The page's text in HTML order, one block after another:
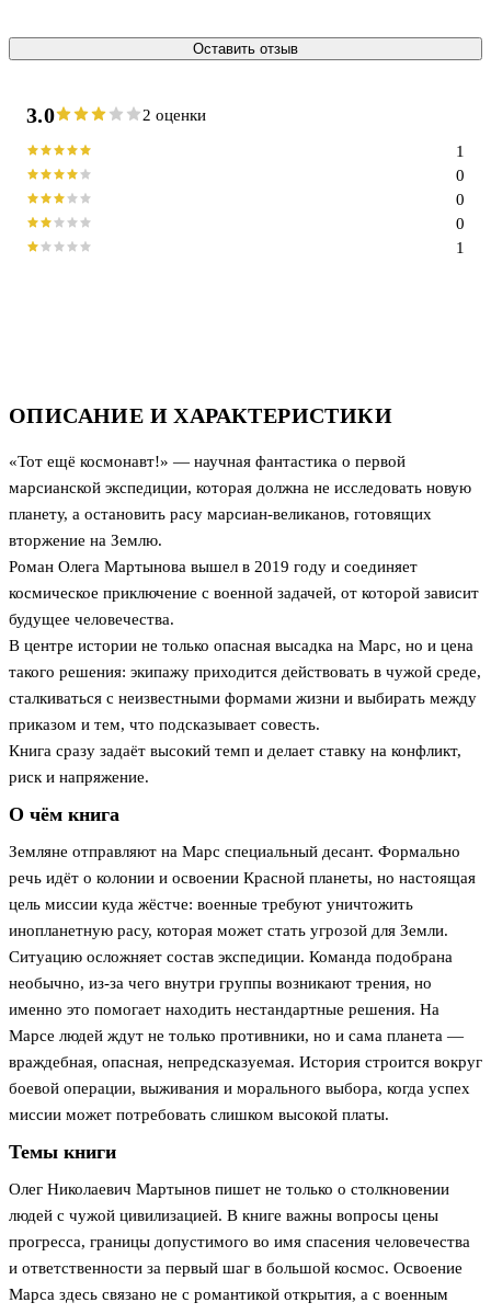
ОПИСАНИЕ И ХАРАКТЕРИСТИКИ
«Тот ещё космонавт!» — научная фантастика о первой
марсианской экспедиции, которая должна не исследовать новую
планету, а остановить расу марсиан-великанов, готовящих
вторжение на Землю.
Роман Олега Мартынова вышел в 2019 году и соединяет
космическое приключение с военной задачей, от которой зависит
будущее человечества.
В центре истории не только опасная высадка на Марс, но и цена
такого решения: экипажу приходится действовать в чужой среде,
сталкиваться с неизвестными формами жизни и выбирать между
приказом и тем, что подсказывает совесть.
Книга сразу задаёт высокий темп и делает ставку на конфликт,
риск и напряжение.
О чём книга
Земляне отправляют на Марс специальный десант. Формально
речь идёт о колонии и освоении Красной планеты, но настоящая
цель миссии куда жёстче: военные требуют уничтожить
инопланетную расу, которая может стать угрозой для Земли.
Ситуацию осложняет состав экспедиции. Команда подобрана
необычно, из-за чего внутри группы возникают трения, но
именно это помогает находить нестандартные решения. На
Марсе людей ждут не только противники, но и сама планета —
враждебная, опасная, непредсказуемая. История строится вокруг
боевой операции, выживания и морального выбора, когда успех
миссии может потребовать слишком высокой платы.
Темы книги
Олег Николаевич Мартынов пишет не только о столкновении
людей с чужой цивилизацией. В книге важны вопросы цены
прогресса, границы допустимого во имя спасения человечества
и ответственности за первый шаг в большой космос. Освоение
Марса здесь связано не с романтикой открытия, а с военным
Оставить отзыв
3.0 2 оценки
1
0
0
0
1